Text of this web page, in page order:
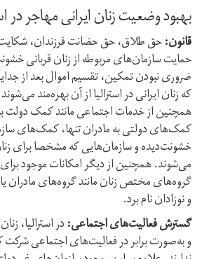
بهبود وضعیت زنان ایرانی مهاجر در
قانون:حق طلاق، حق حضانت فرزندان،
حمایت سازمان‌های مربوطه از زنان قربانی
ضروری نبودن تمکین، تقسیم اموال بعد از
که زنان ایرانی در استرالیا از آن بهره‌مند
همچنین از خدمات اجتماعی مانند کمک دولت
کمک‌های دولتی به مادران تنها، کمک‌های
خشونت‌دیده و سازمان‌هایی که مشخصا برای
می‌شوند. همچنین از دیگر امکانات موجود
گروه‌های مختص زنان مانند گروه‌های مادران
و نوزادان نام برد.
گسترش فعالیت‌های اجتماعی:در استرالیا،
و به‌صورت برابر در فعالیت‌های اجتماعی